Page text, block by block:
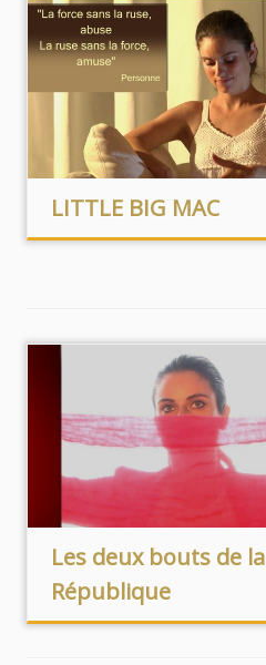
LITTLE BIG MAC
Les deux bouts de la
République